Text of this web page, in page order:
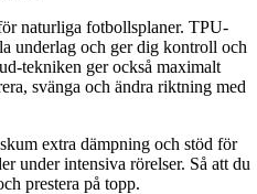
naturliga fotbollsplaner. TPU-
underlag och ger dig kontroll och
tekniken ger också maximalt
svänga och ändra riktning med
extra dämpning och stöd för
under intensiva rörelser. Så att du
prestera på topp.